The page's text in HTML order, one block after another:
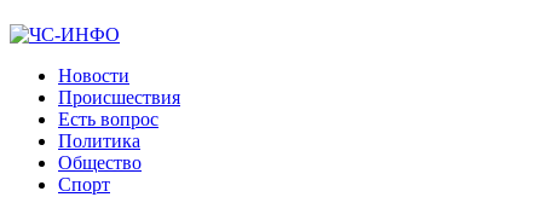
Новости
Происшествия
Есть вопрос
Политика
Общество
Спорт